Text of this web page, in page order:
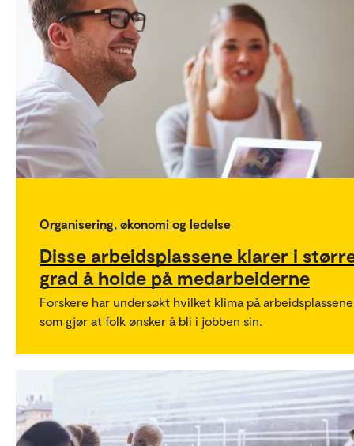
Organisering, økonomi og ledelse
Disse arbeidsplassene klarer i
grad å holde på medarbeiderne
Forskere har undersøkt hvilket klima på arbeidsplassene
som gjør at folk ønsker å bli i jobben sin.